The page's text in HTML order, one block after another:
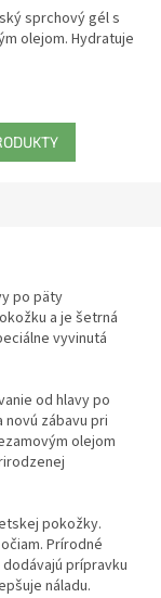
sprchový gél s
olejom. Hydratuje
po päty
a je šetrná
vyvinutá
od hlavy po
novú zábavu pri
olejom
pokožky.
Prírodné
prípravku
náladu.